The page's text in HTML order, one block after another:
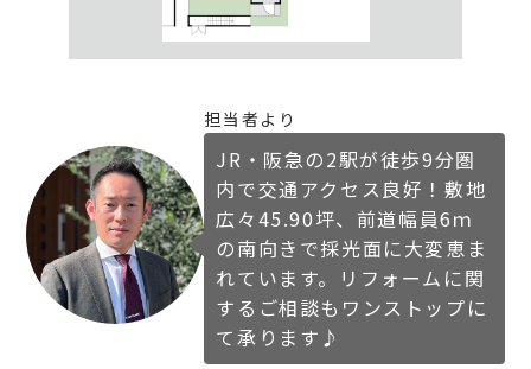
担当者より
JR・阪急の2駅が徒歩9分圏
内で交通アクセス良好！敷地
広々45.90坪、前道幅員6ｍ
の南向きで採光面に大変恵ま
れています。リフォームに関
するご相談もワンストップに
て承ります♪